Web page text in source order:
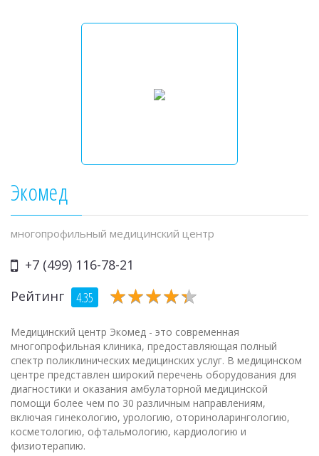
Экомед
многопрофильный медицинский центр
+7 (499) 116-78-21
Рейтинг
4.35 ★★★★★
★★★★★
Медицинский центр Экомед - это современная
многопрофильная клиника, предоставляющая полный
спектр поликлинических медицинских услуг. В медицинском
центре представлен широкий перечень оборудования для
диагностики и оказания амбулаторной медицинской
помощи более чем по 30 различным направлениям,
включая гинекологию, урологию, оториноларингологию,
косметологию, офтальмологию, кардиологию и
физиотерапию.